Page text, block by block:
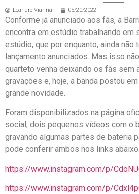
Leandro Vianna 05/20/2022
Conforme já anunciado aos fãs, a
encontra em estúdio trabalhando em
estúdio, que por enquanto, ainda não
lançamento anunciados. Mas isso
quarteto venha deixando os fãs sem
gravações e, hoje, a banda postou
grande novidade.
Foram disponibilizados na página
social, dois pequenos vídeos com o
gravando algumas partes de bateria
pode conferir ambos nos links abaixo.
https://www.instagram.com/p/
https://www.instagram.com/p/